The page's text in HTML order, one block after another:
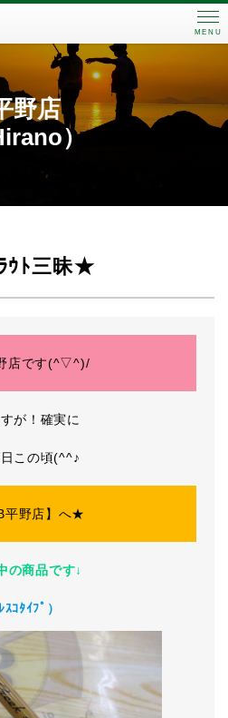
MENU
野店
）
ｳﾄ三昧★
店です(^▽^)/
が！確実に
この頃(^^♪
平野店】へ★
の商品です↓
ｺﾀｲﾌﾟ）